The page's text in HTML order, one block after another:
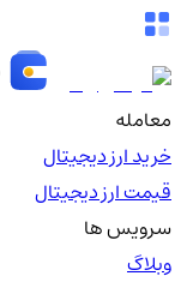
معامله
خرید ارز دیجیتال
قیمت ارز دیجیتال
سرویس ها
وبلاگ